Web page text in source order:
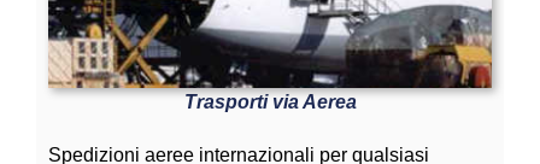
Trasporti via Aerea
Spedizioni aeree internazionali per qualsiasi